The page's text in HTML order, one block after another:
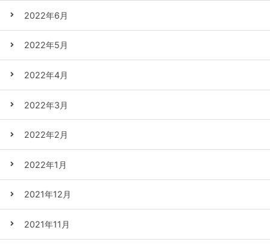
2022年6月
2022年5月
2022年4月
2022年3月
2022年2月
2022年1月
2021年12月
2021年11月